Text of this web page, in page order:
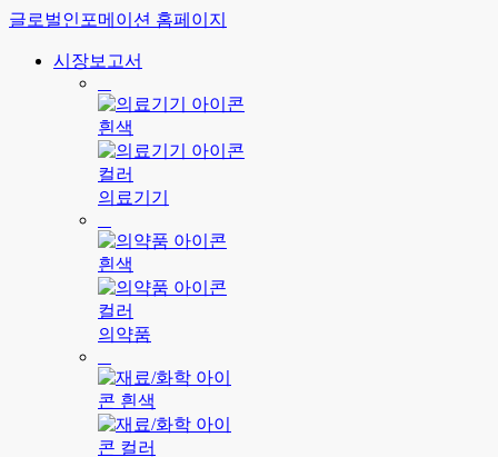
글로벌인포메이션 홈페이지
시장보고서
의료기기
의약품